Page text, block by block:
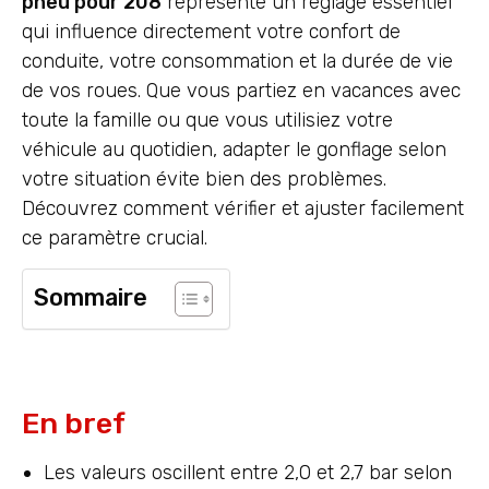
qui influence directement votre confort de
conduite, votre consommation et la durée de vie
de vos roues. Que vous partiez en vacances avec
toute la famille ou que vous utilisiez votre
véhicule au quotidien, adapter le gonflage selon
votre situation évite bien des problèmes.
Découvrez comment vérifier et ajuster facilement
ce paramètre crucial.
Sommaire
En bref
Les valeurs oscillent entre 2,0 et 2,7 bar selon